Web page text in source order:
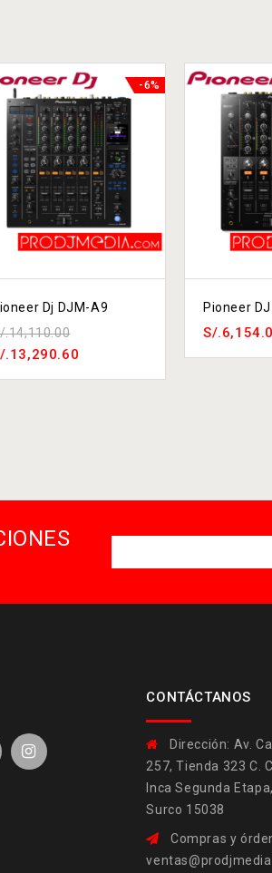
-6%
Dj DJM-A9
.14,110.00
.13,290.60
Pioneer
S/.
CONTÁCTANOS
Dirección: Av.
257, Tienda 323 C.
Inca Segunda
Surco 15038
Compras y